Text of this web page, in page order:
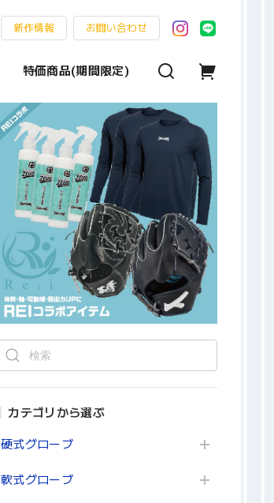
新作情報 お問い合わせ
特価商品(期間限定)
カテゴリから選ぶ
硬式グローブ
軟式グローブ